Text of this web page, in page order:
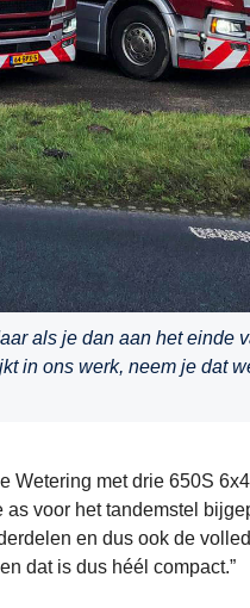
als je dan aan het einde
in ons werk, neem je dat
met drie 650S
voor het tandemstel
en dus ook de
dat is dus héél compact.”